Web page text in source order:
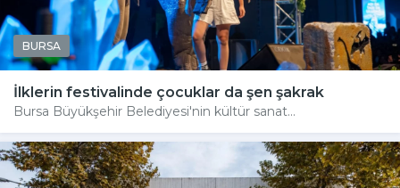
BURSA
İlklerin festivalinde çocuklar da şen şakrak
Bursa Büyükşehir Belediyesi'nin kültür sanat...